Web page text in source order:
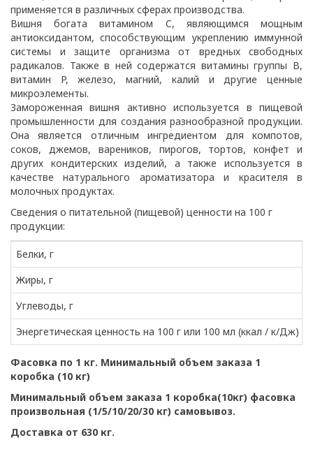
применяется в различных сферах производства.
Вишня богата витамином C, являющимся мощным
антиоксидантом, способствующим укреплению иммунной
системы и защите организма от вредных свободных
радикалов. Также в ней содержатся витамины группы B,
витамин P, железо, магний, калий и другие ценные
микроэлементы.
Замороженная вишня активно используется в пищевой
промышленности для создания разнообразной продукции.
Она является отличным ингредиентом для компотов,
соков, джемов, вареников, пирогов, тортов, конфет и
других кондитерских изделий, а также используется в
качестве натурального ароматизатора и красителя в
молочных продуктах.
Сведения о питательной (пищевой) ценности на 100 г
продукции:
Белки, г
Жиры, г
Углеводы, г
Энергетическая ценность на 100 г или 100 мл (ккал / к/Дж)
Фасовка по 1 кг. Минимальный объем заказа 1
коробка (10 кг)
Минимальный объем заказа 1 коробка(10кг) фасовка
произвольная (1/5/10/20/30 кг) самовывоз.
Доставка от 630 кг.